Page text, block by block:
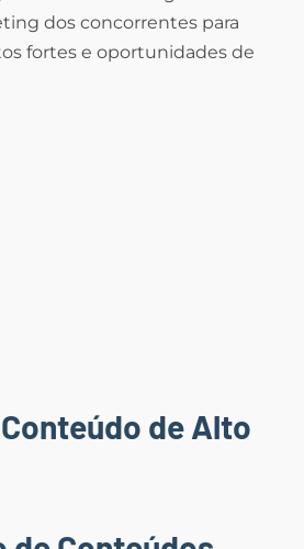
dos concorrentes para
fortes e oportunidades de
de Alto